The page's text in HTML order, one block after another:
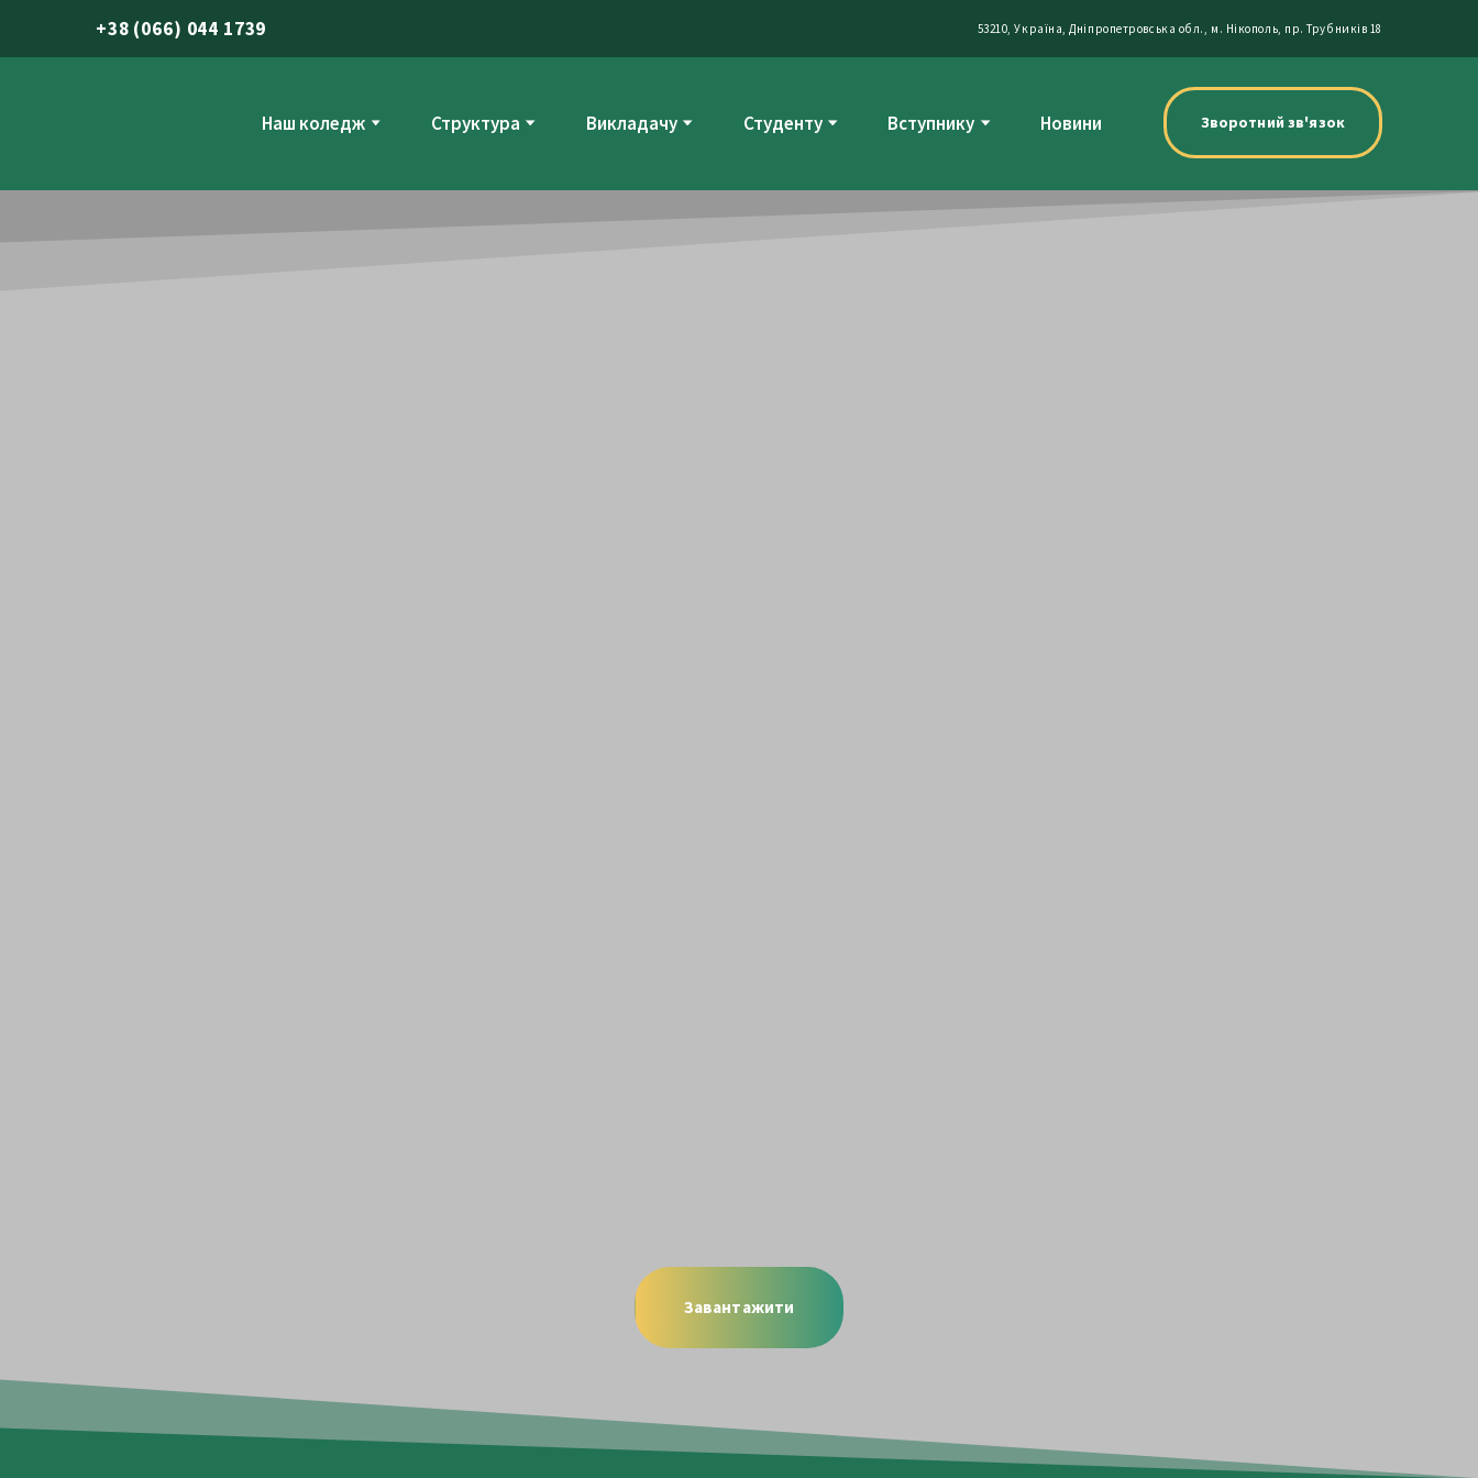
+38 (066) 044 1739 53210, Україна, Дніпропетровська обл., м. Нікополь, пр. Трубників 18
Наш коледж Структура Викладачу Студенту Вступнику Новини Зворотний зв'язок
Завантажити